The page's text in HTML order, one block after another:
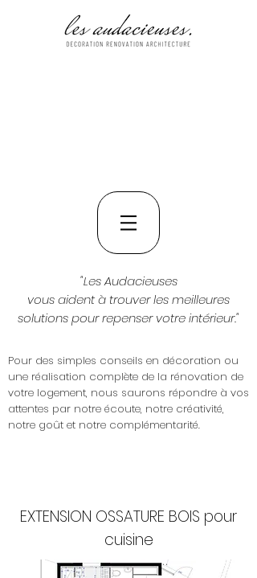
"Les Audacieuses
vous aident à trouver les meilleures
solutions pour repenser votre intérieur."
Pour des simples conseils en décoration ou
une réalisation complète de la rénovation de
votre logement, nous saurons répondre à vos
attentes par notre écoute, notre créativité,
notre goût et notre complémentarité.
EXTENSION OSSATURE BOIS pour
cuisine